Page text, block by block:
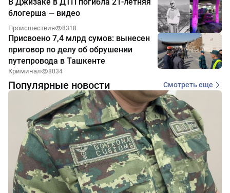
В Джизаке в ДТП погибла 21-летняя
блогерша — видео
Происшествия 8318
Присвоено 7,4 млрд сумов: вынесен
приговор по делу об обрушении
путепровода в Ташкенте
Криминал 8034
Популярные новости Смотреть еще